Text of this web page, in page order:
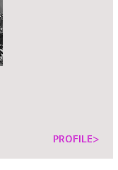
PROFILE>